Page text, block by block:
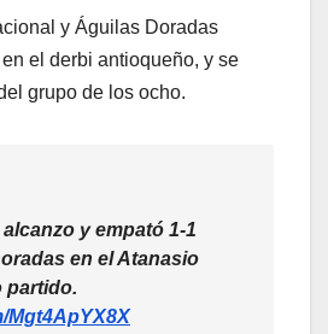
y Águilas Doradas
el derbi antioqueño, y se
grupo de los ocho.
y empató 1-1
en el Atanasio
partido.
Mgt4ApYX8X